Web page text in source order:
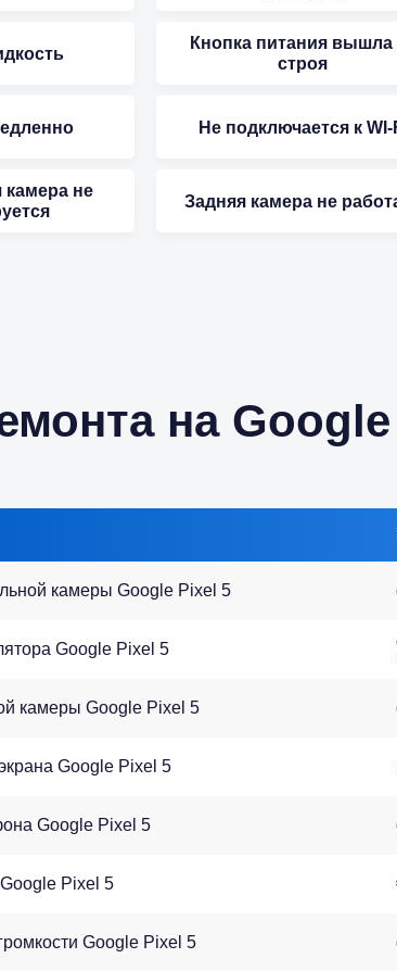
Кнопка питания вышла
строя
Не подключается к WI-
не
Задняя камера не
на
камеры Google Pixel 5
Google Pixel 5
камеры Google Pixel 5
Google Pixel 5
Google Pixel 5
Pixel 5
Google Pixel 5